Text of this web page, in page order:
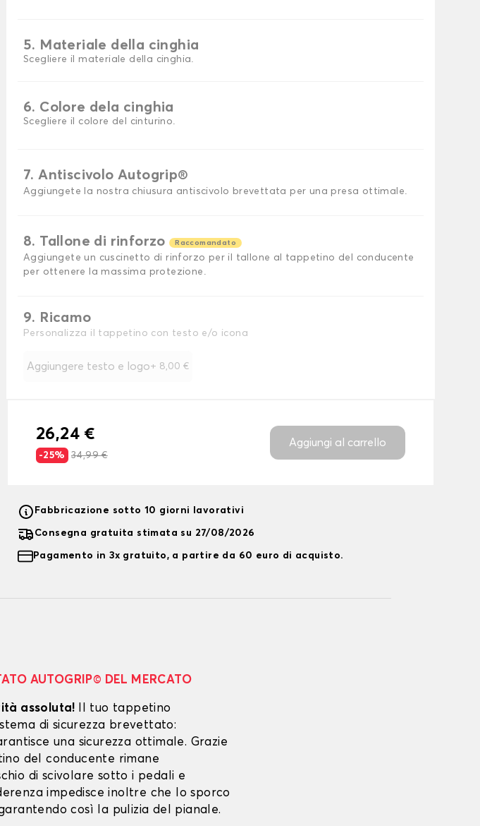
5. Materiale della cinghia
Scegliere il materiale della cinghia.
6. Colore dela cinghia
Scegliere il colore del cinturino.
7. Antiscivolo Autogrip®
Aggiungete la nostra chiusura antiscivolo brevettata per una presa ottimale.
8. Tallone di rinforzo Raccomandato
Aggiungete un cuscinetto di rinforzo per il tallone al tappetino del conducente
per ottenere la massima protezione.
9. Ricamo
Personalizza il tappetino con testo e/o icona
Aggiungere testo e logo+ 8,00 €
26,24 €
-25% 34,99 €
Aggiungi al carrello
Fabbricazione sotto 10 giorni lavorativi
Consegna gratuita stimata su 27/08/2026
Pagamento in 3x gratuito, a partire da 60 euro di acquisto.
AUTOGRIP© DEL MERCATO
assoluta! Il tuo tappetino
di sicurezza brevettato:
una sicurezza ottimale. Grazie
del conducente rimane
di scivolare sotto i pedali e
impedisce inoltre che lo sporco
così la pulizia del pianale.